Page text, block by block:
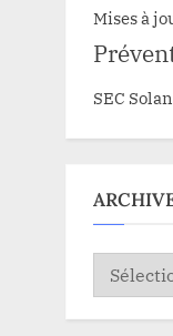
Mises à
SEC
ARCHIVE